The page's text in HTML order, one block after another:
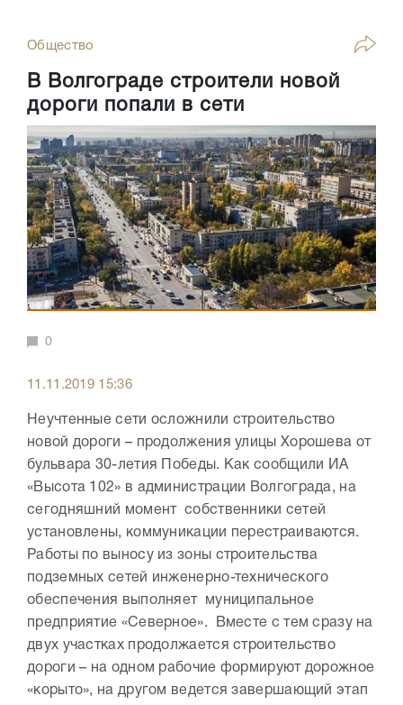
Общество
В Волгограде строители новой
дороги попали в сети
0
11.11.2019 15:36
Неучтенные сети осложнили строительство
новой дороги – продолжения улицы Хорошева от
бульвара 30-летия Победы. Как сообщили ИА
«Высота 102» в администрации Волгограда, на
сегодняшний момент собственники сетей
установлены, коммуникации перестраиваются.
Работы по выносу из зоны строительства
подземных сетей инженерно-технического
обеспечения выполняет муниципальное
предприятие «Северное». Вместе с тем сразу на
двух участках продолжается строительство
дороги – на одном рабочие формируют дорожное
«корыто», на другом ведется завершающий этап